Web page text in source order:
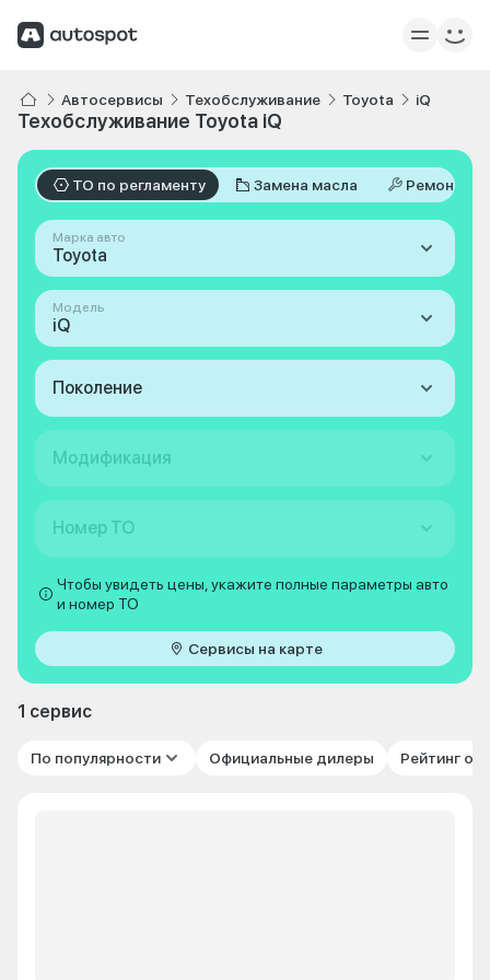
Автосервисы Техобслуживание Toyota iQ
Техобслуживание Toyota iQ
ТО по регламенту Замена масла Ремонт
Марка авто
Toyota
Модель
iQ
Поколение
Модификация
Номер ТО
Чтобы увидеть цены, укажите полные параметры авто
и номер ТО
Сервисы на карте
1 сервис
По популярности Официальные дилеры Рейтинг